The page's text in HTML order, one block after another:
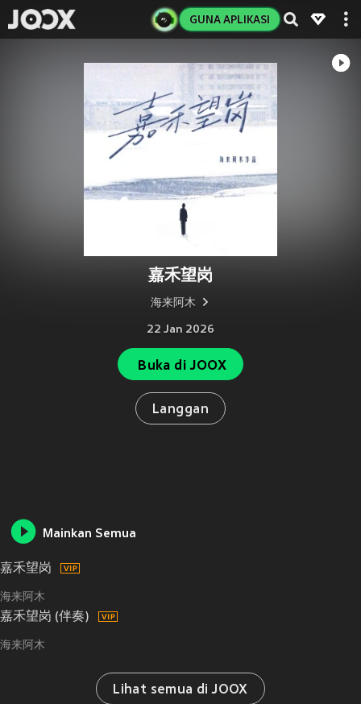
GUNA APLIKASI
嘉禾望岗
海来阿木
22 Jan 2026
Buka di JOOX
Langgan
Mainkan Semua
嘉禾望岗
海来阿木
嘉禾望岗 (伴奏)
海来阿木
Lihat semua di JOOX